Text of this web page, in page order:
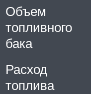
Объем
топливного
бака
Расход
топлива